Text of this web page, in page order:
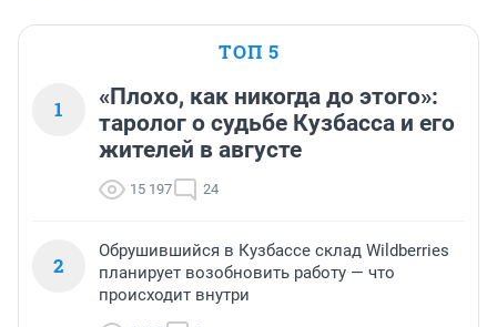
ТОП 5
1
«Плохо, как никогда до этого»:
таролог о судьбе Кузбасса и его
жителей в августе
15 197 24
2
Обрушившийся в Кузбассе склад Wildberries
планирует возобновить работу — что
происходит внутри